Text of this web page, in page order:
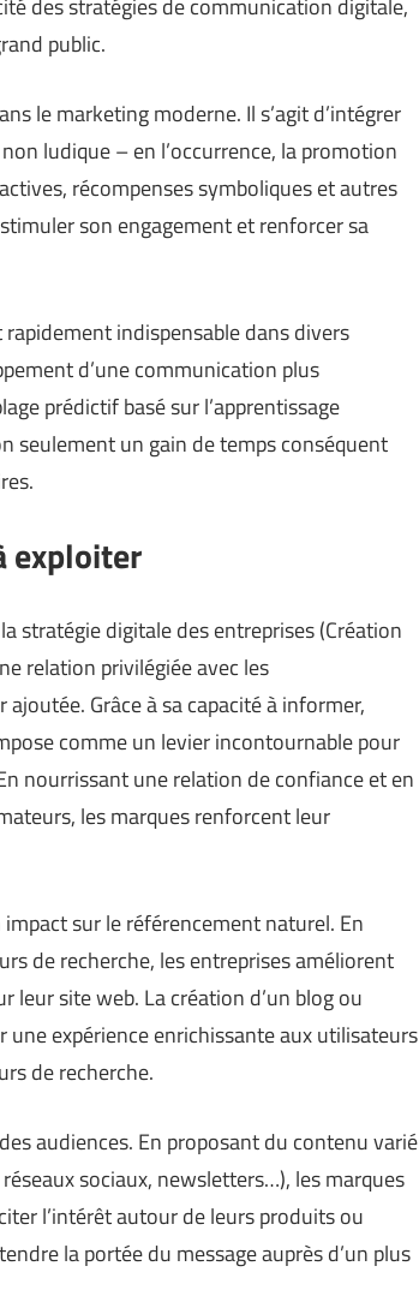
public.
le marketing moderne. Il s’agit d’intégrer
ludique – en l’occurrence, la promotion
récompenses symboliques et autres
son engagement et renforcer sa
rapidement indispensable dans divers
d’une communication plus
prédictif basé sur l’apprentissage
seulement un gain de temps conséquent
exploiter
stratégie digitale des entreprises (Création
relation privilégiée avec les
Grâce à sa capacité à informer,
comme un levier incontournable pour
nourrissant une relation de confiance et en
les marques renforcent leur
sur le référencement naturel. En
de recherche, les entreprises améliorent
site web. La création d’un blog ou
expérience enrichissante aux utilisateurs
de recherche.
audiences. En proposant du contenu varié
sociaux, newsletters…), les marques
l’intérêt autour de leurs produits ou
la portée du message auprès d’un plus